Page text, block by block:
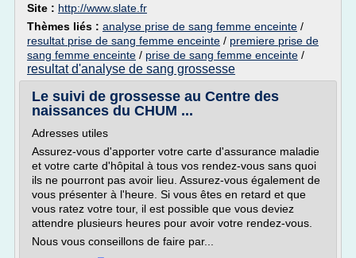
Site : http://www.slate.fr
Thèmes liés : analyse prise de sang femme enceinte /
resultat prise de sang femme enceinte / premiere prise de
sang femme enceinte / prise de sang femme enceinte /
resultat d'analyse de sang grossesse
Le suivi de grossesse au Centre des
naissances du CHUM ...
Adresses utiles
Assurez-vous d'apporter votre carte d'assurance maladie
et votre carte d'hôpital à tous vos rendez-vous sans quoi
ils ne pourront pas avoir lieu. Assurez-vous également de
vous présenter à l'heure. Si vous êtes en retard et que
vous ratez votre tour, il est possible que vous deviez
attendre plusieurs heures pour avoir votre rendez-vous.
Nous vous conseillons de faire par...